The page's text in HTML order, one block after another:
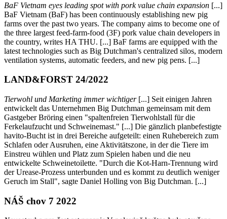
BaF Vietnam eyes leading spot with pork value chain expansion [...]
BaF Vietnam (BaF) has been continuously establishing new pig
farms over the past two years. The company aims to become one of
the three largest feed-farm-food (3F) pork value chain developers in
the country, writes HA THU. [...] BaF farms are equipped with the
latest technologies such as Big Dutchman's centralized silos, modern
ventilation systems, automatic feeders, and new pig pens. [...]
LAND&FORST 24/2022
Tierwohl und Marketing immer wichtiger[...] Seit einigen Jahren
entwickelt das Unternehmen Big Dutchman gemeinsam mit dem
Gastgeber Bröring einen "spaltenfreien Tierwohlstall für die
Ferkelaufzucht und Schweinemast." [...] Die gänzlich planbefestigte
havito-Bucht ist in drei Bereiche aufgeteilt: einen Ruhebereich zum
Schlafen oder Ausruhen, eine Aktivitätszone, in der die Tiere im
Einstreu wühlen und Platz zum Spielen haben und die neu
entwickelte Schweinetoilette. "Durch die Kot-Harn-Trennung wird
der Urease-Prozess unterbunden und es kommt zu deutlich weniger
Geruch im Stall", sagte Daniel Holling von Big Dutchman. [...]
NÁŠ chov 7 2022